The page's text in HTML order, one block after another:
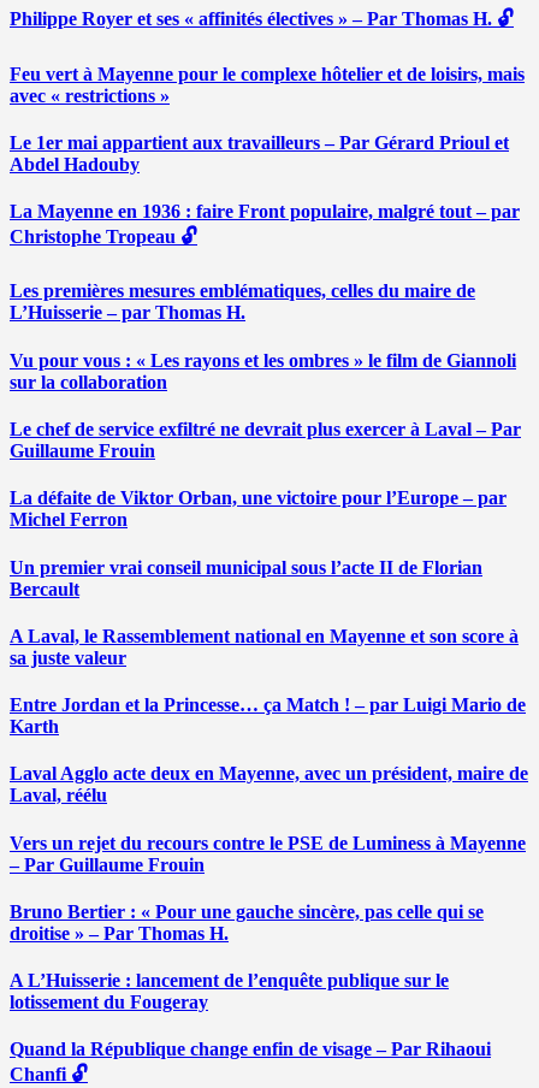
Philippe Royer et ses « affinités électives » – Par Thomas H. 🔓
Feu vert à Mayenne pour le complexe hôtelier et de loisirs, mais
avec « restrictions »
Le 1er mai appartient aux travailleurs – Par Gérard Prioul et
Abdel Hadouby
La Mayenne en 1936 : faire Front populaire, malgré tout – par
Christophe Tropeau 🔓
Les premières mesures emblématiques, celles du maire de
L’Huisserie – par Thomas H.
Vu pour vous : « Les rayons et les ombres » le film de Giannoli
sur la collaboration
Le chef de service exfiltré ne devrait plus exercer à Laval – Par
Guillaume Frouin
La défaite de Viktor Orban, une victoire pour l’Europe – par
Michel Ferron
Un premier vrai conseil municipal sous l’acte II de Florian
Bercault
A Laval, le Rassemblement national en Mayenne et son score à
sa juste valeur
Entre Jordan et la Princesse… ça Match ! – par Luigi Mario de
Karth
Laval Agglo acte deux en Mayenne, avec un président, maire de
Laval, réélu
Vers un rejet du recours contre le PSE de Luminess à Mayenne
– Par Guillaume Frouin
Bruno Bertier : « Pour une gauche sincère, pas celle qui se
droitise » – Par Thomas H.
A L’Huisserie : lancement de l’enquête publique sur le
lotissement du Fougeray
Quand la République change enfin de visage – Par Rihaoui
Chanfi 🔓